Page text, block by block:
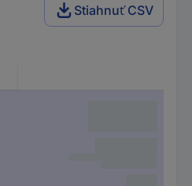
Stiahnuť CSV